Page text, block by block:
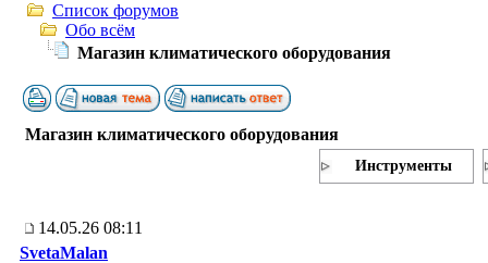
Список форумов
Обо всём
Магазин климатического оборудования
Магазин климатического оборудования
Инструменты
14.05.26 08:11
SvetaMalan